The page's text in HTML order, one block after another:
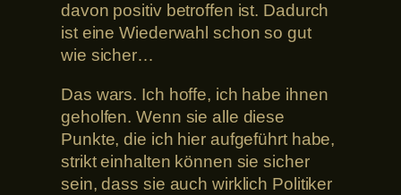
davon positiv betroffen ist. Dadurch
ist eine Wiederwahl schon so gut
wie sicher…
Das wars. Ich hoffe, ich habe ihnen
geholfen. Wenn sie alle diese
Punkte, die ich hier aufgeführt habe,
strikt einhalten können sie sicher
sein, dass sie auch wirklich Politiker